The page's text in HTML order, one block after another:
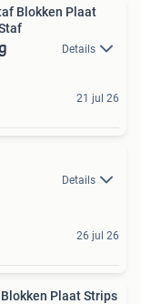
Blokken Plaat
Staf
Details
21 jul 26
Details
26 jul 26
Blokken Plaat Strips